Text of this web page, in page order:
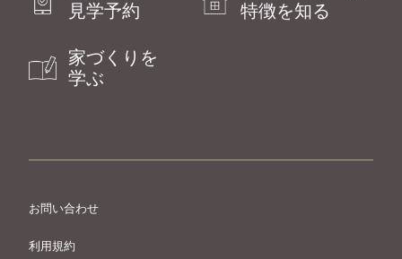
見学予約
特徴を知る
家づくりを
学ぶ
お問い合わせ
利用規約